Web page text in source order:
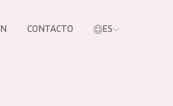
CONTACTO ES